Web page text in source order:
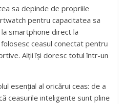
sa depinde de propriile
pentru capacitatea sa
smartphone direct la
folosesc ceasul conectat pentru
Alții își doresc totul într-un
esențial al oricărui ceas: de a
ceasurile inteligente sunt pline